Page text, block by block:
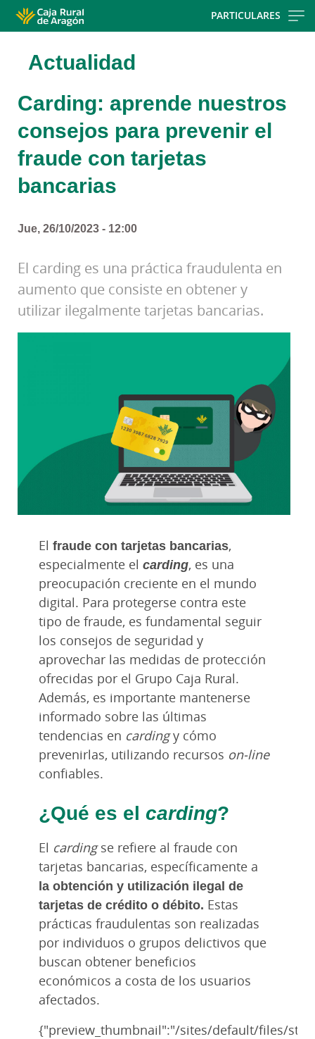
PARTICULARES
Actualidad
Carding: aprende nuestros
consejos para prevenir el
fraude con tarjetas
bancarias
Jue, 26/10/2023 - 12:00
El carding es una práctica fraudulenta en
aumento que consiste en obtener y
utilizar ilegalmente tarjetas bancarias.
El fraude con tarjetas bancarias,
especialmente el carding, es una
preocupación creciente en el mundo
digital. Para protegerse contra este
tipo de fraude, es fundamental seguir
los consejos de seguridad y
aprovechar las medidas de protección
ofrecidas por el Grupo Caja Rural.
Además, es importante mantenerse
informado sobre las últimas
tendencias en cardingy cómo
prevenirlas, utilizando recursos on-line
confiables.
¿Qué es el carding?
El cardingse refiere al fraude con
tarjetas bancarias, específicamente a
la obtención y utilización ilegal de
tarjetas de crédito o débito. Estas
prácticas fraudulentas son realizadas
por individuos o grupos delictivos que
buscan obtener beneficios
económicos a costa de los usuarios
afectados.
{"preview_thumbnail":"/sites/default/files/